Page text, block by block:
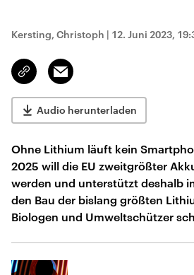
Kersting, Christoph | 12. Juni 2023,
Link
kopieren/teilen
Email
Audio herunterladen
Ohne Lithium läuft kein
2025 will die EU zweitgrößter
werden und unterstützt deshalb
den Bau der bislang größten
Biologen und Umweltschützer